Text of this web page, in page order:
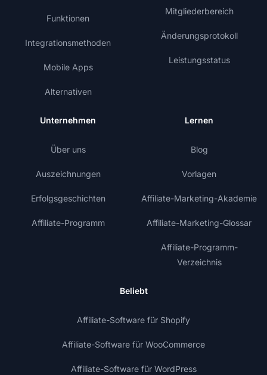
Funktionen
Integrationsmethoden
Mobile Apps
Alternativen
Mitgliederbereich
Änderungsprotokoll
Leistungsstatus
Unternehmen
Über uns
Auszeichnungen
Erfolgsgeschichten
Affiliate-Programm
Lernen
Blog
Vorlagen
Affiliate-Marketing-Akademie
Affiliate-Marketing-Glossar
Affiliate-Programm-
Verzeichnis
Beliebt
Affiliate-Software für Shopify
Affiliate-Software für WooCommerce
Affiliate-Software für WordPress